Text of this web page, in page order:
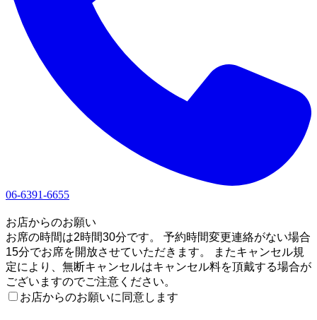
06-6391-6655
お店からのお願い
お席の時間は2時間30分です。 予約時間変更連絡がない場合
15分でお席を開放させていただきます。 またキャンセル規
定により、無断キャンセルはキャンセル料を頂戴する場合が
ございますのでご注意ください。
お店からのお願いに同意します